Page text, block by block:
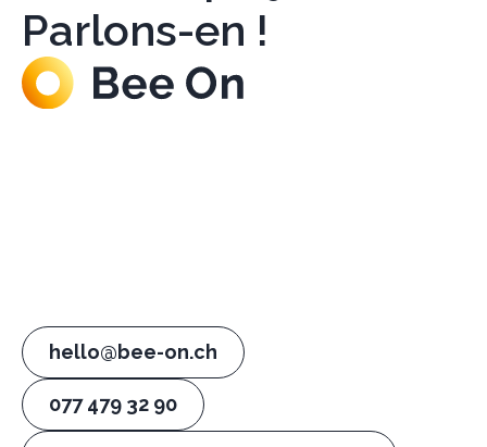
Parlons-en !
hello@bee-on.ch
077 479 32 90